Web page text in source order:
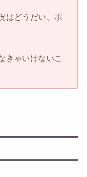
はどうだい、ポ
きゃいけないこ